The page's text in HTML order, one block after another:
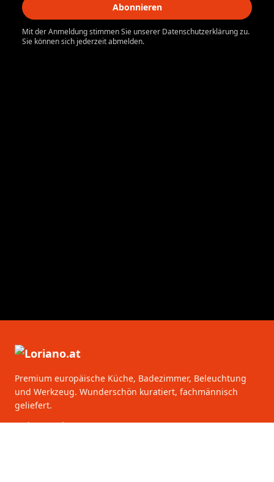
Abonnieren
Mit der Anmeldung stimmen Sie unserer Datenschutzerklärung zu.
Sie können sich jederzeit abmelden.
Premium europäische Küche, Badezimmer, Beleuchtung
und Werkzeug. Wunderschön kuratiert, fachmännisch
geliefert.
Loriano GmbH